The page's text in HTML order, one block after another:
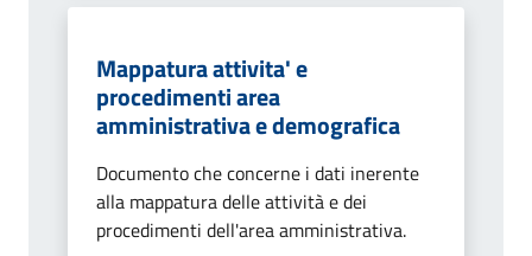
Mappatura attivita' e
procedimenti area
amministrativa e demografica
Documento che concerne i dati inerente
alla mappatura delle attività e dei
procedimenti dell'area amministrativa.